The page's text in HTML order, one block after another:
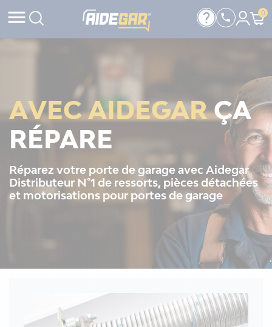
 help  0
AVEC AIDEGARÇA
RÉPARE
Réparez votre porte de garage avec Aidegar
Distributeur N°1 de ressorts, pièces détachées
et motorisations pour portes de garage